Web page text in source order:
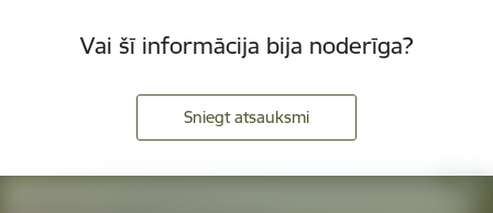
Vai šī informācija bija noderīga?
Sniegt atsauksmi